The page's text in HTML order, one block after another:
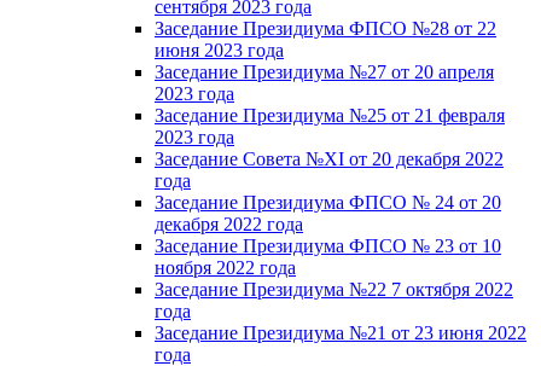
сентября 2023 года
Заседание Президиума ФПСО №28 от 22
июня 2023 года
Заседание Президиума №27 от 20 апреля
2023 года
Заседание Президиума №25 от 21 февраля
2023 года
Заседание Совета №XI от 20 декабря 2022
года
Заседание Президиума ФПСО № 24 от 20
декабря 2022 года
Заседание Президиума ФПСО № 23 от 10
ноября 2022 года
Заседание Президиума №22 7 октября 2022
года
Заседание Президиума №21 от 23 июня 2022
года